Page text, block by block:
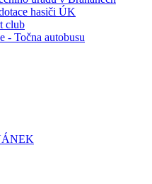
hasiči ÚK
club
- Točna autobusu